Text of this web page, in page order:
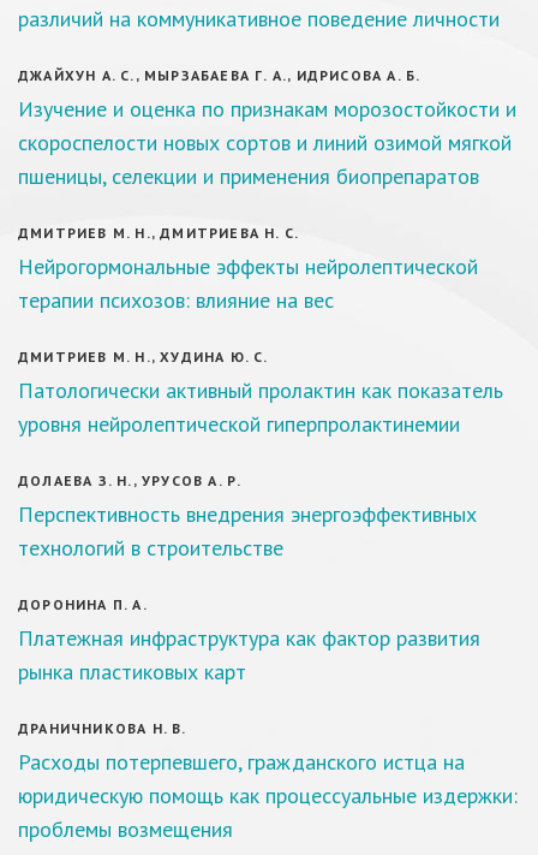
различий на коммуникативное поведение личности
ДЖАЙХУН А. С., МЫРЗАБАЕВА Г. А., ИДРИСОВА А. Б.
Изучение и оценка по признакам морозостойкости и
скороспелости новых сортов и линий озимой мягкой
пшеницы, селекции и применения биопрепаратов
ДМИТРИЕВ М. Н., ДМИТРИЕВА Н. С.
Нейрогормональные эффекты нейролептической
терапии психозов: влияние на вес
ДМИТРИЕВ М. Н., ХУДИНА Ю. С.
Патологически активный пролактин как показатель
уровня нейролептической гиперпролактинемии
ДОЛАЕВА З. Н., УРУСОВ А. Р.
Перспективность внедрения энергоэффективных
технологий в строительстве
ДОРОНИНА П. А.
Платежная инфраструктура как фактор развития
рынка пластиковых карт
ДРАНИЧНИКОВА Н. В.
Расходы потерпевшего, гражданского истца на
юридическую помощь как процессуальные издержки:
проблемы возмещения